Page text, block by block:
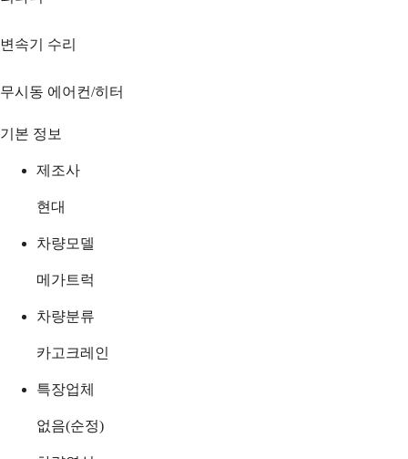
변속기 수리
무시동 에어컨/히터
기본 정보
제조사
현대
차량모델
메가트럭
차량분류
카고크레인
특장업체
없음(순정)